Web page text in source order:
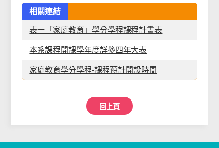
相關連結
表一「家庭教育」學分學程課程計畫表
本系課程開課學年度詳參四年大表
家庭教育學分學程-課程預計開設時間
回上頁